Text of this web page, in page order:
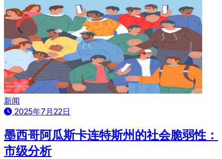
新闻
2025年7月22日
墨西哥阿瓜斯卡连特斯州的社会脆弱性：
市级分析